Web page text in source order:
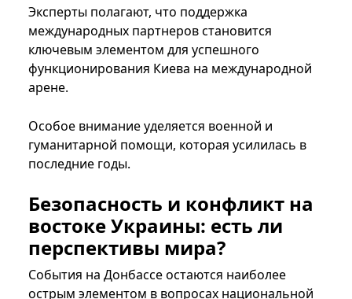
Эксперты полагают, что поддержка
международных партнеров становится
ключевым элементом для успешного
функционирования Киева на международной
арене.
Особое внимание уделяется военной и
гуманитарной помощи, которая усилилась в
последние годы.
Безопасность и конфликт на
востоке Украины: есть ли
перспективы мира?
События на Донбассе остаются наиболее
острым элементом в вопросах национальной